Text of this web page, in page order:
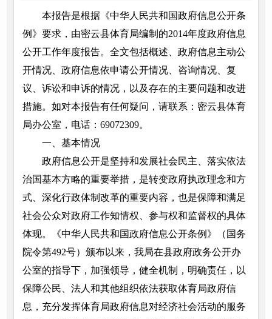
本报告是根据《中华人民共和国政府信息公开条
例》要求，由密云县体育局编制的2014年度政府信息
公开工作年度报告。全文包括概述、政府信息主动公
开情况、政府信息依申请公开情况、咨询情况、复
议、诉讼和申诉的情况，以及存在的主要问题和改进
措施。如对本报告有任何疑问，请联系：密云县体育
局办公室，电话：69072309。
一、基本情况
政府信息公开是坚持和发展社会民主、落实依法
治国基本方略的重要举措，是转变政府执政理念和方
式、深化行政体制改革的重要内容，也是保障和满足
社会公众对政府工作知情权、参与权和监督权的具体
体现。《中华人民共和国政府信息公开条例》（国务
院令第492号）颁布以来，我局在县政府政务公开办
公室的指导下，加强领导，健全机制，明确责任，以
保障公民、法人和其他组织依法获取体育局政府信
息，充分发挥体育局政府信息对经济社会活动的服务